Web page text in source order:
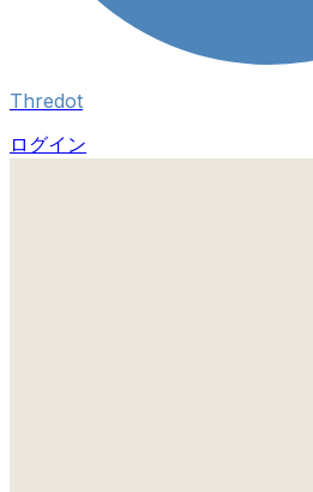
Thredot
ログイン